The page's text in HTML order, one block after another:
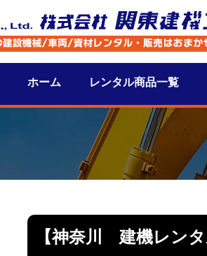
ホーム レンタル商品一覧
【神奈川 建機レン